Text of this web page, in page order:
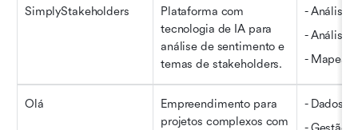
SimplyStakeholders
Plataforma com
tecnologia de IA para
análise de sentimento e
temas de stakeholders.
- Análise
- Análise
-
Olá
Empreendimento para
projetos complexos com
- Dados